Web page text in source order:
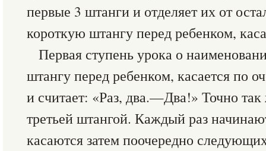
первые 3 штанги и отделяет их от
короткую штангу перед ребенком,
Первая ступень урока о
штангу перед ребенком, касается по
и считает: «Раз, два.—Два!» Точно
третьей штангой. Каждый раз
касаются затем поочередно